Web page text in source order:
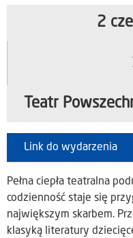
2
Teatr
Link do wydarzenia
Pełna ciepła teatralna
codzienność staje się
największym skarbem.
klasyką literatury